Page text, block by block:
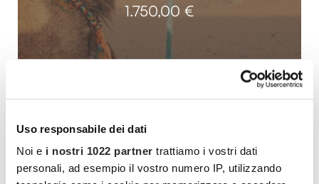
Uso responsabile dei dati
Noi e i nostri 1022 partner trattiamo i vostri dati
personali, ad esempio il vostro numero IP, utilizzando
1.750,00 €